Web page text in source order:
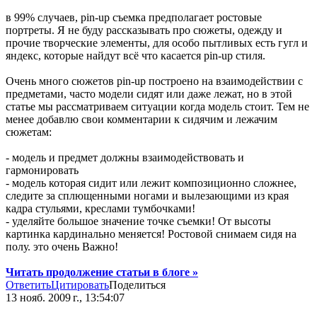
в 99% случаев, pin-up съемка предполагает ростовые
портреты. Я не буду рассказывать про сюжеты, одежду и
прочие творческие элементы, для особо пытливых есть гугл и
яндекс, которые найдут всё что касается pin-up стиля.
Очень много сюжетов pin-up построено на взаимодействии с
предметами, часто модели сидят или даже лежат, но в этой
статье мы рассматриваем ситуации когда модель стоит. Тем не
менее добавлю свои комментарии к сидячим и лежачим
сюжетам:
- модель и предмет должны взаимодействовать и
гармонировать
- модель которая сидит или лежит композиционно сложнее,
следите за сплющенными ногами и вылезающими из края
кадра стульями, креслами тумбочками!
- уделяйте большое значение точке съемки! От высоты
картинка кардинально меняется! Ростовой снимаем сидя на
полу. это очень Важно!
Читать продолжение статьи в блоге »
ОтветитьЦитироватьПоделиться
13 нояб. 2009 г., 13:54:07